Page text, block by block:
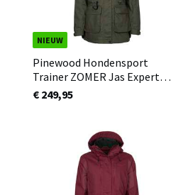
NIEUW
Pinewood Hondensport
Trainer ZOMER Jas Expert
Dames Mosgroen (135)
€ 249,95